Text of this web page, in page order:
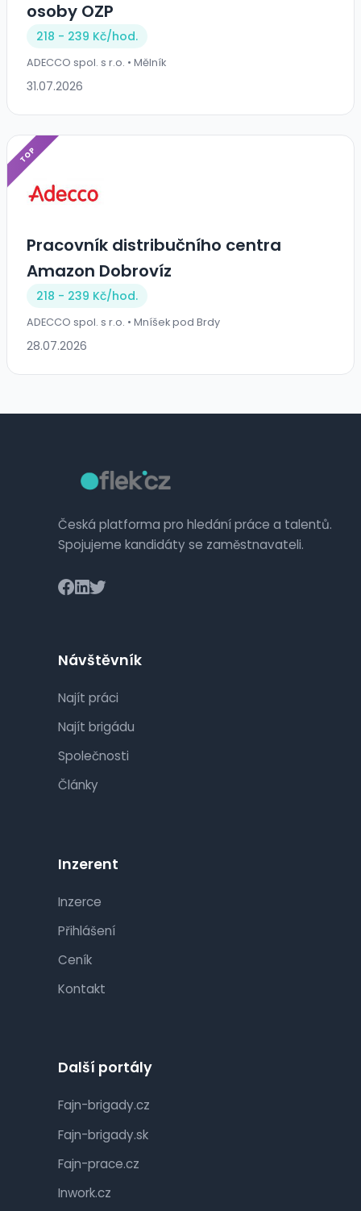
osoby OZP
218 - 239 Kč/hod.
ADECCO spol. s r.o. • Mělník
31.07.2026
TOP
Pracovník distribučního centra
Amazon Dobrovíz
218 - 239 Kč/hod.
ADECCO spol. s r.o. • Mníšek pod Brdy
28.07.2026
Česká platforma pro hledání práce a talentů.
Spojujeme kandidáty se zaměstnavateli.
Návštěvník
Najít práci
Najít brigádu
Společnosti
Články
Inzerent
Inzerce
Přihlášení
Ceník
Kontakt
Další portály
Fajn-brigady.cz
Fajn-brigady.sk
Fajn-prace.cz
Inwork.cz